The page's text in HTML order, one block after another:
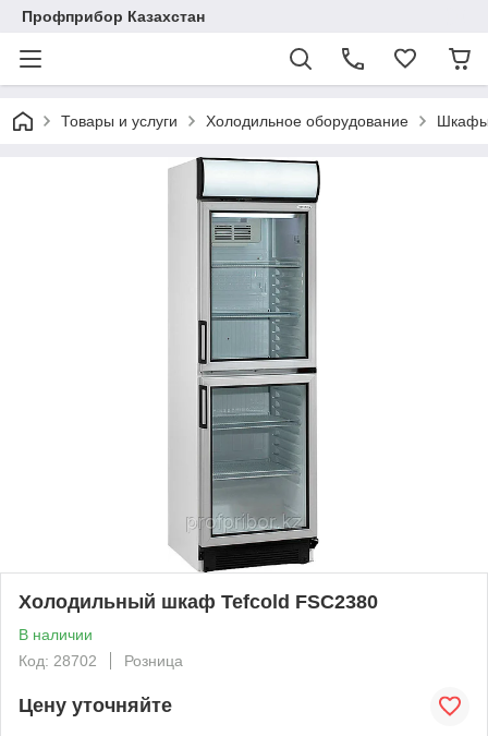
Профприбор Казахстан
Товары и услуги Холодильное оборудование Шкафы
Холодильный шкаф Tefcold FSC2380
В наличии
Код: 28702
Розница
Цену уточняйте